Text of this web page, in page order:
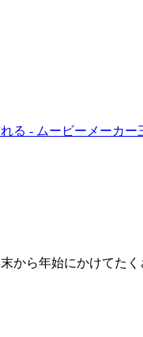
る - ムービーメーカー
から年始にかけてた